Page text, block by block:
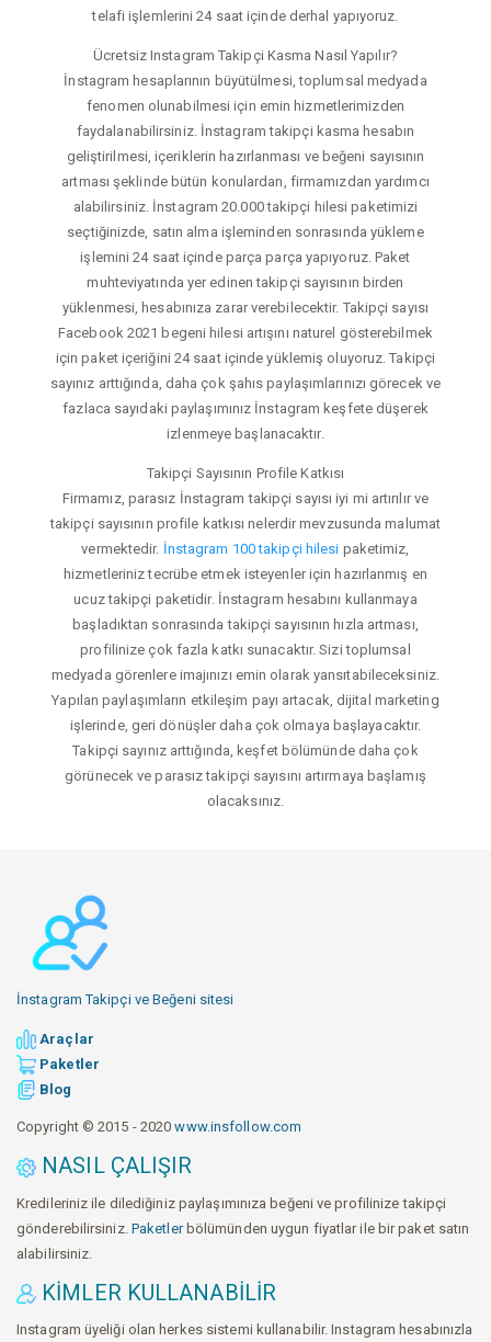
telafi işlemlerini 24 saat içinde derhal yapıyoruz.
Ücretsiz Instagram Takipçi Kasma Nasıl Yapılır?
İnstagram hesaplarının büyütülmesi, toplumsal medyada
fenomen olunabilmesi için emin hizmetlerimizden
faydalanabilirsiniz. İnstagram takipçi kasma hesabın
geliştirilmesi, içeriklerin hazırlanması ve beğeni sayısının
artması şeklinde bütün konulardan, firmamızdan yardımcı
alabilirsiniz. İnstagram 20.000 takipçi hilesi paketimizi
seçtiğinizde, satın alma işleminden sonrasında yükleme
işlemini 24 saat içinde parça parça yapıyoruz. Paket
muhteviyatında yer edinen takipçi sayısının birden
yüklenmesi, hesabınıza zarar verebilecektir. Takipçi sayısı
Facebook 2021 begeni hilesi artışını naturel gösterebilmek
için paket içeriğini 24 saat içinde yüklemiş oluyoruz. Takipçi
sayınız arttığında, daha çok şahıs paylaşımlarınızı görecek ve
fazlaca sayıdaki paylaşımınız İnstagram keşfete düşerek
izlenmeye başlanacaktır.
Takipçi Sayısının Profile Katkısı
Firmamız, parasız İnstagram takipçi sayısı iyi mi artırılır ve
takipçi sayısının profile katkısı nelerdir mevzusunda malumat
vermektedir. İnstagram 100 takipçi hilesi paketimiz,
hizmetleriniz tecrübe etmek isteyenler için hazırlanmış en
ucuz takipçi paketidir. İnstagram hesabını kullanmaya
başladıktan sonrasında takipçi sayısının hızla artması,
profilinize çok fazla katkı sunacaktır. Sizi toplumsal
medyada görenlere imajınızı emin olarak yansıtabileceksiniz.
Yapılan paylaşımların etkileşim payı artacak, dijital marketing
işlerinde, geri dönüşler daha çok olmaya başlayacaktır.
Takipçi sayınız arttığında, keşfet bölümünde daha çok
görünecek ve parasız takipçi sayısını artırmaya başlamış
olacaksınız.
İnstagram Takipçi ve Beğeni sitesi
Araçlar
Paketler
Blog
Copyright © 2015 - 2020www.insfollow.com
NASIL ÇALIŞIR
Kredileriniz ile dilediğiniz paylaşımınıza beğeni ve profilinize takipçi
gönderebilirsiniz. Paketlerbölümünden uygun fiyatlar ile bir paket satın
alabilirsiniz.
KIMLER KULLANABILIR
Instagram üyeliği olan herkes sistemi kullanabilir. Instagram hesabınızla